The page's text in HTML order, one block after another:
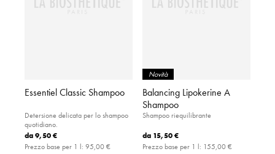
Essentiel Classic Shampoo
Detersione delicata per lo shampoo
quotidiano.
da9,50 €
Prezzo base per 1 l: 95,00 €
Novità
Balancing Lipokerine A
Shampoo
Shampoo riequilibrante
da 15,50 €
Prezzo base per 1 l: 155,00 €